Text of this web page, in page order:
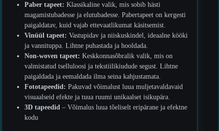
Paber tapeet: Klassikaline valik, mis sobib hästi
magamistubadesse ja elutubadesse. Pabertapeet on kergesti
paigaldatav, kuid vajab ettevaatlikumat käsitsemist.
Vinüül tapeet: Vastupidav ja niiskuskindel, ideaalne kööki
ja vannituppa. Lihtne puhastada ja hooldada.
Non-woven tapeet: Keskkonnasõbralik valik, mis on
valmistatud tselluloosi ja tekstiilikiudude segust. Lihtne
paigaldada ja eemaldada ilma seina kahjustamata.
Fototapeedid: Pakuvad võimalust luua muljetavaldavaid
visuaalseid efekte ja tuua ruumi unikaalset isikupära.
3D tapeedid – Võimalus luua tõeliselt eripärane ja efektne
kodu